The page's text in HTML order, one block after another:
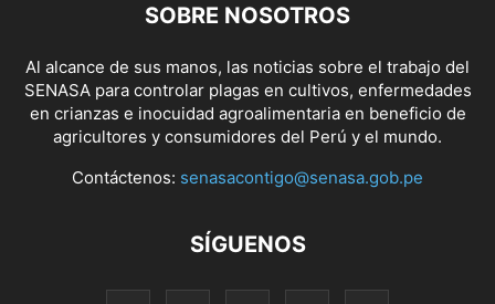
SOBRE NOSOTROS
Al alcance de sus manos, las noticias sobre el trabajo del
SENASA para controlar plagas en cultivos, enfermedades
en crianzas e inocuidad agroalimentaria en beneficio de
agricultores y consumidores del Perú y el mundo.
Contáctenos: senasacontigo@senasa.gob.pe
SÍGUENOS